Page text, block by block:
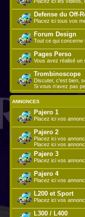
Defense du Off-
Placez ici tous vos
Forum Design
Tout ce qui concerne
Pages Perso
Vous avez réalisé un
Trombinoscope
Discuter, c'est bien,
Si vous n'avez pas
ANNONCES
Pajero 1
Placez ici vos
Pajero 2
Placez ici vos
Placez ici vos
Pajero 3
Placez ici vos
Pajero 4
Placez ici vos
L200 et Sport
Placez ici vos
L300 / L400